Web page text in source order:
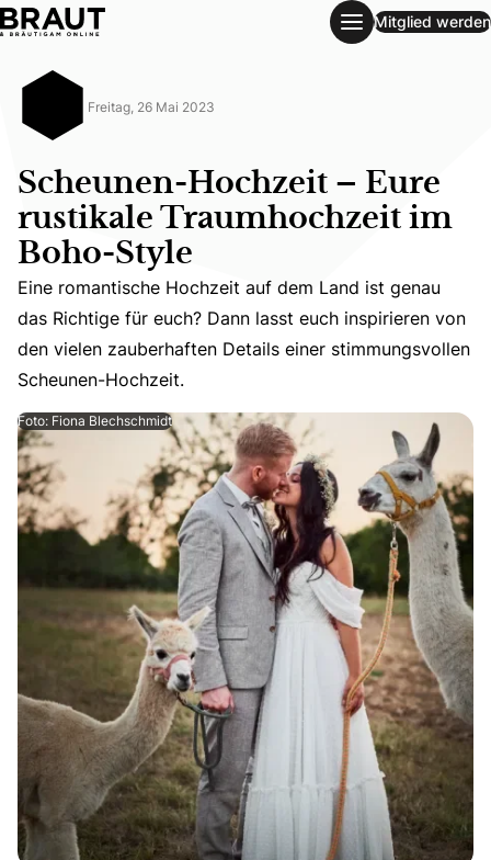
Scheunen-Hochzeit – Eure rustikale Traumhochzeit im
Mitglied werden
Freitag, 26 Mai 2023
Scheunen-Hochzeit – Eure
rustikale Traumhochzeit im
Boho-Style
Eine romantische Hochzeit auf dem Land ist genau das
Eine romantische Hochzeit auf dem Land ist genau
das Richtige für euch? Dann lasst euch inspirieren von
den vielen zauberhaften Details einer stimmungsvollen
Scheunen-Hochzeit.
Foto: Fiona Blechschmidt